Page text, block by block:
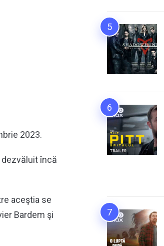
2023.
dezvăluit încă
aceştia se
Bardem şi